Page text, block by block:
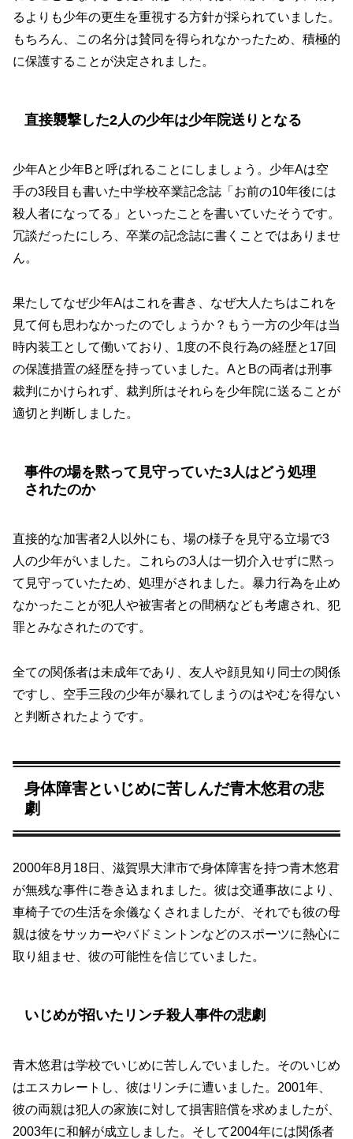
るよりも少年の更生を重視する方針が採られていました。
もちろん、この名分は賛同を得られなかったため、積極的
に保護することが決定されました。
直接襲撃した2人の少年は少年院送りとなる
少年Aと少年Bと呼ばれることにしましょう。少年Aは空
手の3段目も書いた中学校卒業記念誌「お前の10年後には
殺人者になってる」といったことを書いていたそうです。
冗談だったにしろ、卒業の記念誌に書くことではありませ
ん。
果たしてなぜ少年Aはこれを書き、なぜ大人たちはこれを
見て何も思わなかったのでしょうか？もう一方の少年は当
時内装工として働いており、1度の不良行為の経歴と17回
の保護措置の経歴を持っていました。AとBの両者は刑事
裁判にかけられず、裁判所はそれらを少年院に送ることが
適切と判断しました。
事件の場を黙って見守っていた3人はどう処理
されたのか
直接的な加害者2人以外にも、場の様子を見守る立場で3
人の少年がいました。これらの3人は一切介入せずに黙っ
て見守っていたため、処理がされました。暴力行為を止め
なかったことが犯人や被害者との間柄なども考慮され、犯
罪とみなされたのです。
全ての関係者は未成年であり、友人や顔見知り同士の関係
ですし、空手三段の少年が暴れてしまうのはやむを得ない
と判断されたようです。
身体障害といじめに苦しんだ青木悠君の悲
劇
2000年8月18日、滋賀県大津市で身体障害を持つ青木悠君
が無残な事件に巻き込まれました。彼は交通事故により、
車椅子での生活を余儀なくされましたが、それでも彼の母
親は彼をサッカーやバドミントンなどのスポーツに熱心に
取り組ませ、彼の可能性を信じていました。
いじめが招いたリンチ殺人事件の悲劇
青木悠君は学校でいじめに苦しんでいました。そのいじめ
はエスカレートし、彼はリンチに遭いました。2001年、
彼の両親は犯人の家族に対して損害賠償を求めましたが、
2003年に和解が成立しました。そして2004年には関係者